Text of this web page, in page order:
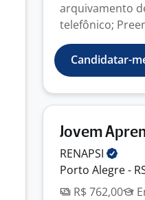
arquivamento
telefônico;
Candidatar-
Jovem
RENAPSI
Porto Alegre -
R$ 762,00